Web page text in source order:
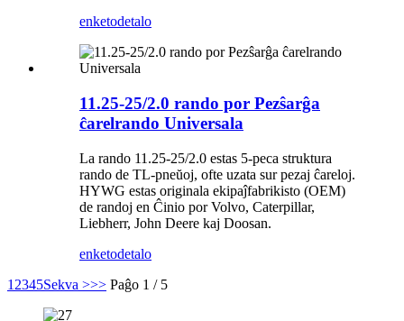
enketodetalo
11.25-25/2.0 rando por Pezŝarĝa
ĉarelrando Universala
La rando 11.25-25/2.0 estas 5-peca struktura
rando de TL-pneŭoj, ofte uzata sur pezaj ĉareloj.
HYWG estas originala ekipaĵfabrikisto (OEM)
de randoj en Ĉinio por Volvo, Caterpillar,
Liebherr, John Deere kaj Doosan.
enketodetalo
1 2345Sekva >>> Paĝo 1 / 5